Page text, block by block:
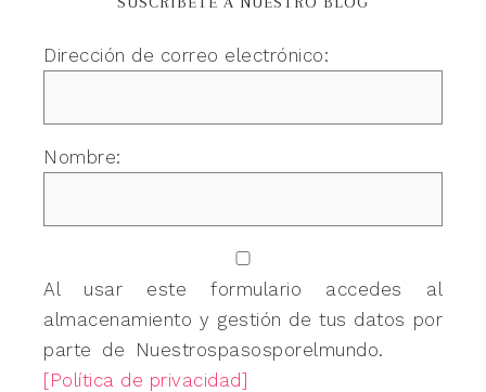
Dirección de correo electrónico:
Nombre:
Al usar este formulario accedes al
almacenamiento y gestión de tus datos por
parte de Nuestrospasosporelmundo.
[Política de privacidad]